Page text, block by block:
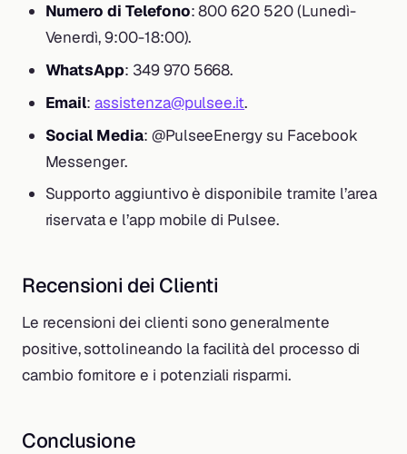
Numero di Telefono: 800 620 520 (Lunedì-
Venerdì, 9:00-18:00).
WhatsApp: 349 970 5668.
Email:assistenza@pulsee.it.
Social Media: @PulseeEnergy su Facebook
Messenger.
Supporto aggiuntivo è disponibile tramite l’area
riservata e l’app mobile di Pulsee.
Recensioni dei Clienti
Le recensioni dei clienti sono generalmente
positive, sottolineando la facilità del processo di
cambio fornitore e i potenziali risparmi.
Conclusione